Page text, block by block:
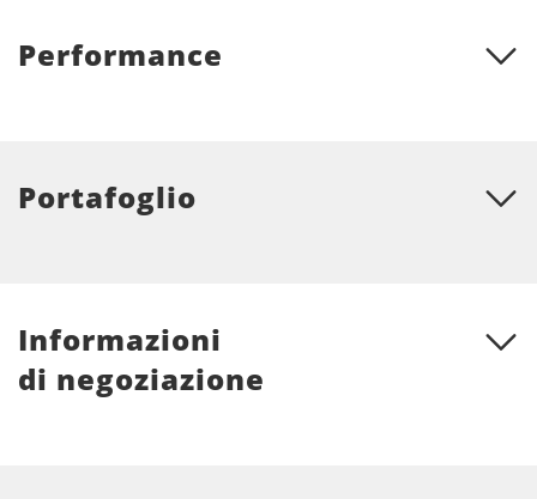
Performance
Portafoglio
Informazioni
di negoziazione